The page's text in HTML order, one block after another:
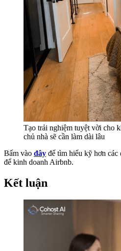
Tạo trải nghiệm tuyệt vời cho
chủ nhà sẽ cần làm dài lâu
Bấm vào đây để tìm hiểu kỹ hơn các
để kinh doanh Airbnb.
Kết luận